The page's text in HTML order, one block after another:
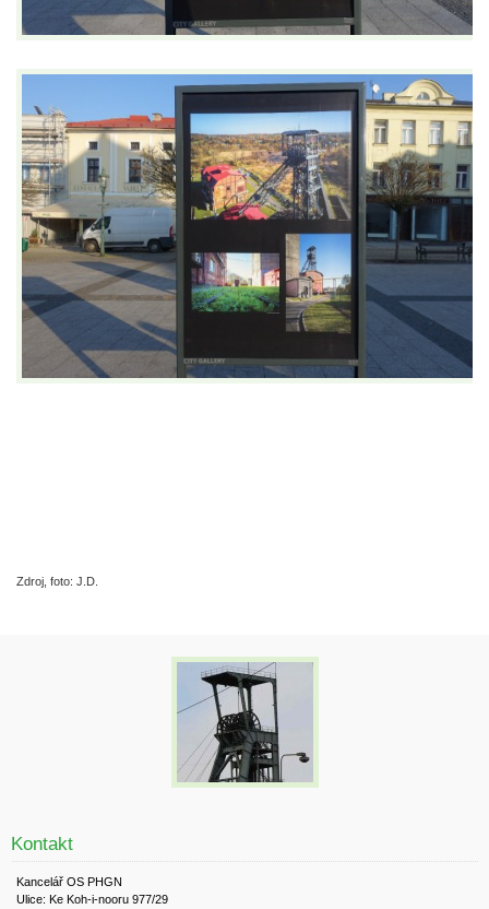
Zdroj, foto: J.D.
Kontakt
Kancelář OS PHGN
Ulice: Ke Koh-i-nooru 977/29